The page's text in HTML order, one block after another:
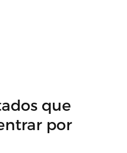
que
por